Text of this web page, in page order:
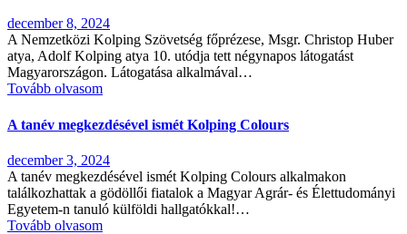
december 8, 2024
A Nemzetközi Kolping Szövetség főprézese, Msgr. Christop Huber
atya, Adolf Kolping atya 10. utódja tett négynapos látogatást
Magyarországon. Látogatása alkalmával…
Tovább olvasom
A tanév megkezdésével ismét Kolping Colours
december 3, 2024
A tanév megkezdésével ismét Kolping Colours alkalmakon
találkozhattak a gödöllői fiatalok a Magyar Agrár- és Élettudományi
Egyetem-n tanuló külföldi hallgatókkal!…
Tovább olvasom